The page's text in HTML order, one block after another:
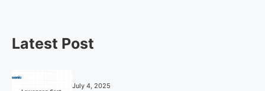
Latest Post
July 4, 2025